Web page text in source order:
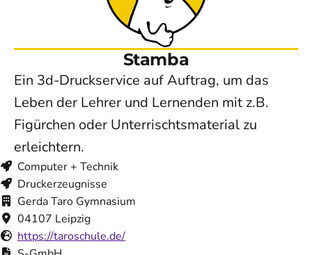
Stamba
Ein 3d-Druckservice auf Auftrag, um das
Leben der Lehrer und Lernenden mit z.B.
Figürchen oder Unterrischtsmaterial zu
erleichtern.
Computer + Technik
Druckerzeugnisse
Gerda Taro Gymnasium
04107 Leipzig
https://taroschule.de/